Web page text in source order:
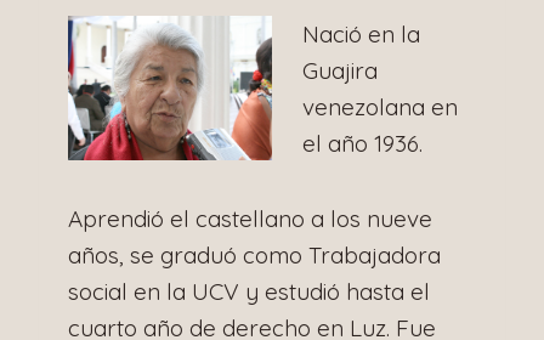
Nació en la
Guajira
venezolana en
el año 1936.
Aprendió el castellano a los nueve
años, se graduó como Trabajadora
social en la UCV y estudió hasta el
cuarto año de derecho en Luz. Fue